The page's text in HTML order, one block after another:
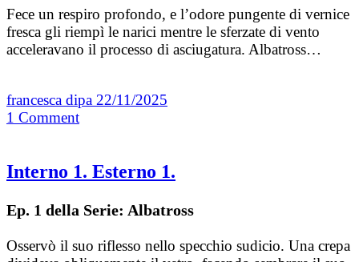
Fece un respiro profondo, e l’odore pungente di vernice
fresca gli riempì le narici mentre le sferzate di vento
acceleravano il processo di asciugatura. Albatross…
francesca dipa 22/11/2025
1 Comment
Interno 1. Esterno 1.
Ep. 1 della Serie: Albatross
Osservò il suo riflesso nello specchio sudicio. Una crepa